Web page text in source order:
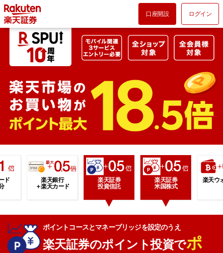
口座開設 ログイン
ド
楽天銀行
＋楽天カード
楽天証券
投資信託
楽天証券
米国株式
楽天ウ
ポイントコースとマネーブリッジを設定のうえ
楽天証券のポイント投資でポ